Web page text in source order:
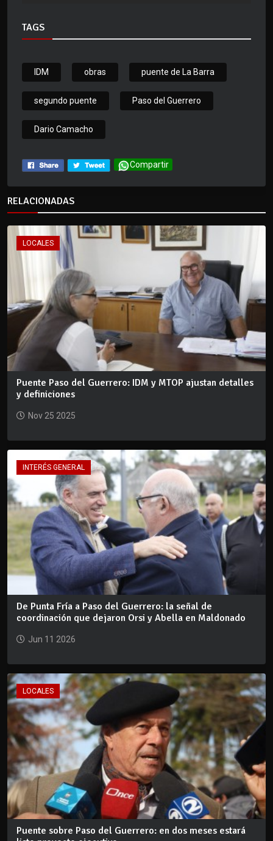
TAGS
IDM obras puente de La Barra
segundo puente Paso del Guerrero
Dario Camacho
Compartir
RELACIONADAS
LOCALES
Puente Paso del Guerrero: IDM y MTOP ajustan detalles
y definiciones
Nov 25 2025
INTERÉS GENERAL
De Punta Fría a Paso del Guerrero: la señal de
coordinación que dejaron Orsi y Abella en Maldonado
Jun 11 2026
LOCALES
Puente sobre Paso del Guerrero: en dos meses estará